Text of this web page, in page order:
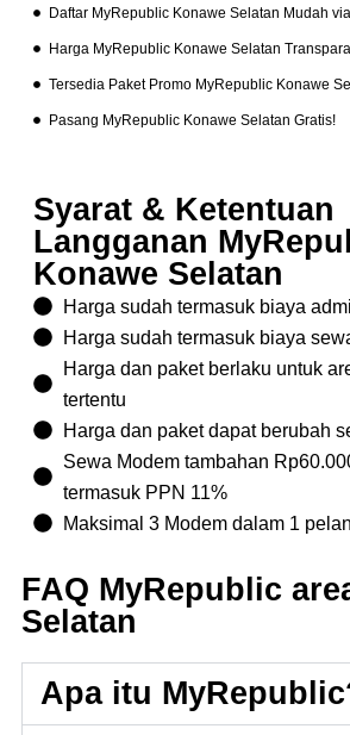
Daftar MyRepublic Konawe Selatan Mudah
Harga MyRepublic Konawe Selatan
Tersedia Paket Promo MyRepublic Konawe
Pasang MyRepublic Konawe Selatan Gratis!
Syarat & Ketentuan
Langganan
Konawe Selatan
Harga sudah termasuk biaya
Harga sudah termasuk biaya
Harga dan paket berlaku untuk
tertentu
Harga dan paket dapat berubah
Sewa Modem tambahan
termasuk PPN 11%
Maksimal 3 Modem dalam 1
FAQ MyRepublic
Selatan
Apa itu